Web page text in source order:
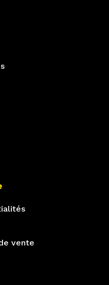
vente